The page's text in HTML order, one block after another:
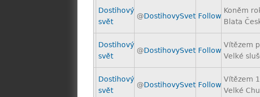
Dostihový
svět
@DostihovySvet Follow
Koněm
Blata
Dostihový
svět
@DostihovySvet Follow
Vítězem
Velké
Dostihový
svět
@DostihovySvet Follow
Vítězem
Velké